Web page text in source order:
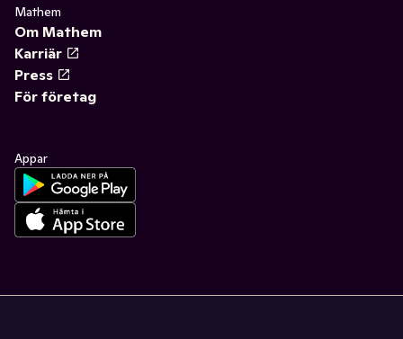
Mathem
Om Mathem
Karriär
Press
För företag
Appar